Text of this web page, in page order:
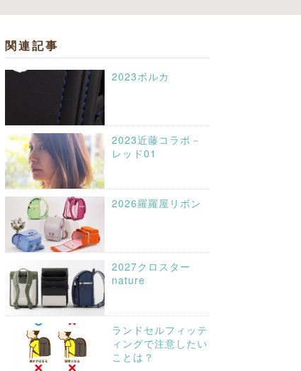
関連記事
2023ボルカ
2023近藤コラボ－
レッド01
2026羅羅屋リボン
2027クロスター
nature
ランドセルフィッテ
ィングで注意したい
ことは？